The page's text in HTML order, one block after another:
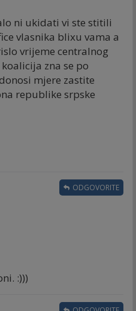
ni ukidati vi ste stitili
vlasnika blixu vama a
vrijeme centralnog
zna se po
mjere zastite
republike srpske
ODGOVORITE
:)))